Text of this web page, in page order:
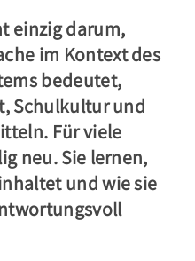
einzig darum,
im Kontext des
bedeutet,
Schulkultur und
Für viele
neu. Sie lernen,
und wie sie